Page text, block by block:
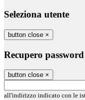
Seleziona utente
button close ×
Recupero password
button close ×
all'indirizzo indicato con le